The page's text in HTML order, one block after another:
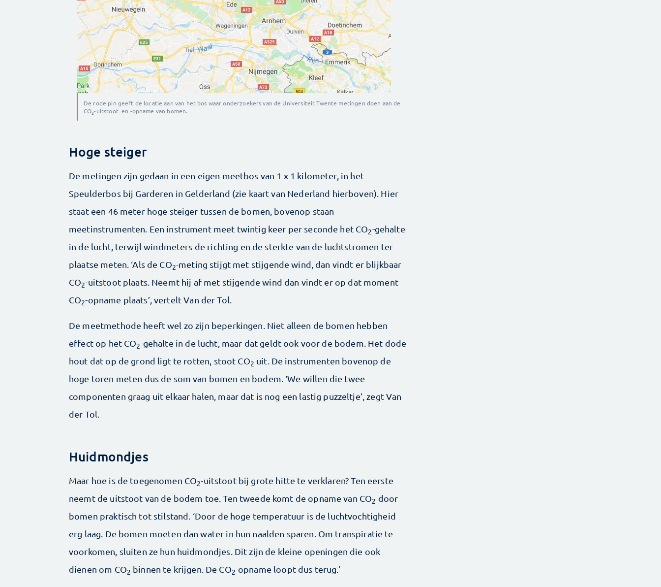
De rode pin geeft de locatie aan van het bos waar onderzoekers van de Universiteit Twente metingen doen aan de
CO2-uitstoot en -opname van bomen.
Hoge steiger
De metingen zijn gedaan in een eigen meetbos van 1 x 1 kilometer, in het
Speulderbos bij Garderen in Gelderland (zie kaart van Nederland hierboven). Hier
staat een 46 meter hoge steiger tussen de bomen, bovenop staan
meetinstrumenten. Een instrument meet twintig keer per seconde het CO2-gehalte
in de lucht, terwijl windmeters de richting en de sterkte van de luchtstromen ter
plaatse meten. ‘Als de CO2-meting stijgt met stijgende wind, dan vindt er blijkbaar
CO2-uitstoot plaats. Neemt hij af met stijgende wind dan vindt er op dat moment
CO2-opname plaats’, vertelt Van der Tol.
De meetmethode heeft wel zo zijn beperkingen. Niet alleen de bomen hebben
effect op het CO2-gehalte in de lucht, maar dat geldt ook voor de bodem. Het dode
hout dat op de grond ligt te rotten, stoot CO2 uit. De instrumenten bovenop de
hoge toren meten dus de som van bomen en bodem. ‘We willen die twee
componenten graag uit elkaar halen, maar dat is nog een lastig puzzeltje’, zegt Van
der Tol.
Huidmondjes
Maar hoe is de toegenomen CO2-uitstoot bij grote hitte te verklaren? Ten eerste
neemt de uitstoot van de bodem toe. Ten tweede komt de opname van CO2 door
bomen praktisch tot stilstand. ‘Door de hoge temperatuur is de luchtvochtigheid
erg laag. De bomen moeten dan water in hun naalden sparen. Om transpiratie te
voorkomen, sluiten ze hun huidmondjes. Dit zijn de kleine openingen die ook
dienen om CO2 binnen te krijgen. De CO2-opname loopt dus terug.’